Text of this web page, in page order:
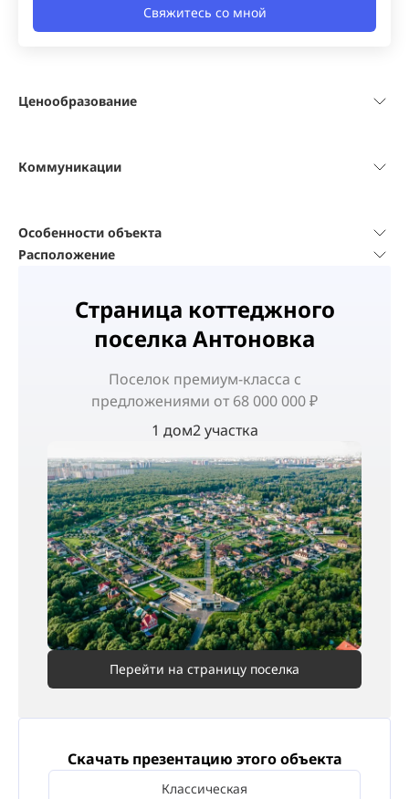
Ценообразование
Коммуникации
Особенности объекта
Свяжитесь со мной
Расположение
Страница коттеджного
поселка Антоновка
Поселок премиум-класса с
предложениями от 68 000 000 ₽
1 дом2 участка
Перейти на страницу поселка
Скачать презентацию этого объекта
Классическая